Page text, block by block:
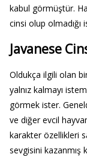
kabul görmüştür.
cinsi olup
Javanese
Oldukça ilgili olan
yalnız kalmayı
görmek ister.
ve diğer evcil
karakter özellikleri
sevgisini kazanmış